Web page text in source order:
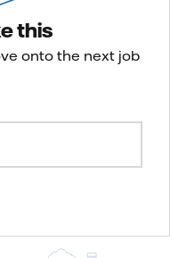
this
onto the next job